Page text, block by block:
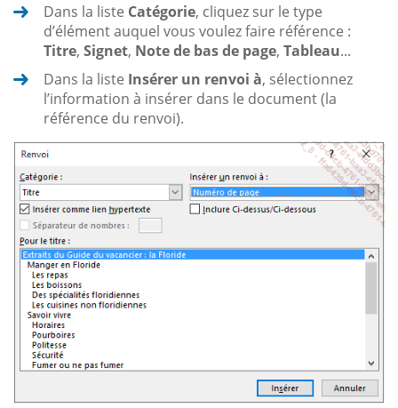
Dans la liste Catégorie, cliquez sur le type
d’élément auquel vous voulez faire référence :
Titre, Signet, Note de bas de page, Tableau...
Dans la liste Insérer un renvoi à, sélectionnez
l’information à insérer dans le document (la
référence du renvoi).